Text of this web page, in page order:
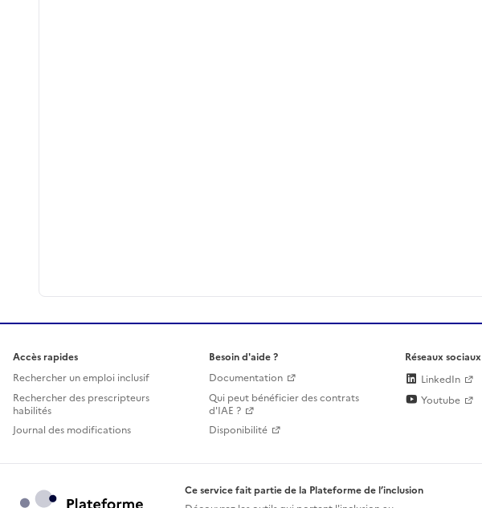
Accès rapides
Rechercher un emploi inclusif
Rechercher des prescripteurs
habilités
Journal des modifications
Besoin d'aide ?
Documentation
Qui peut bénéficier des contrats
d'IAE ?
Disponibilité
Réseaux sociaux
LinkedIn
Youtube
Ce service fait partie de la Plateforme de l’inclusion